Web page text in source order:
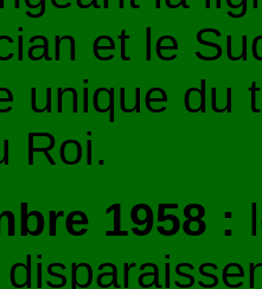
et le
unique du
Roi.
1958 :